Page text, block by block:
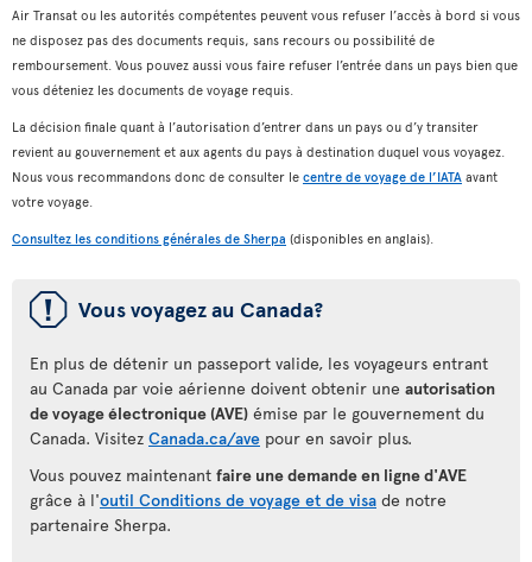
Air Transat ou les autorités compétentes peuvent vous refuser l’accès à bord si vous
ne disposez pas des documents requis, sans recours ou possibilité de
remboursement. Vous pouvez aussi vous faire refuser l’entrée dans un pays bien que
vous déteniez les documents de voyage requis.
La décision finale quant à l’autorisation d’entrer dans un pays ou d’y transiter
revient au gouvernement et aux agents du pays à destination duquel vous voyagez.
Nous vous recommandons donc de consulter le centre de voyage de l’IATA avant
votre voyage.
Consultez les conditions générales de Sherpa (disponibles en anglais).
ü Vous voyagez au Canada?
En plus de détenir un passeport valide, les voyageurs entrant
au Canada par voie aérienne doivent obtenir une autorisation
de voyage électronique (AVE) émise par le gouvernement du
Canada. Visitez Canada.ca/ave pour en savoir plus.
Vous pouvez maintenant faire une demande en ligne d'AVE
grâce à l'outil Conditions de voyage et de visa
partenaire Sherpa.